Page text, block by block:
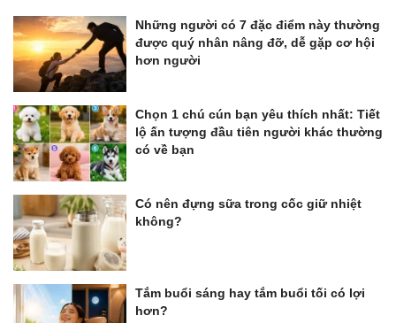
Những người có 7 đặc điểm này thường
được quý nhân nâng đỡ, dễ gặp cơ hội
hơn người
Chọn 1 chú cún bạn yêu thích nhất: Tiết
lộ ấn tượng đầu tiên người khác thường
có về bạn
Có nên đựng sữa trong cốc giữ nhiệt
không?
Tắm buổi sáng hay tắm buổi tối có lợi
hơn?